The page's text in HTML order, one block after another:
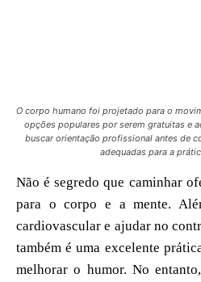
O corpo humano foi projetado para o
opções populares por serem gratuitas e
buscar orientação profissional antes de
adequadas para a
Não é segredo que caminhar
para o corpo e a mente.
cardiovascular e ajudar no
também é uma excelente
melhorar o humor. No